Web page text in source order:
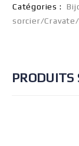
Catégories :
sorcier/
PRODUITS